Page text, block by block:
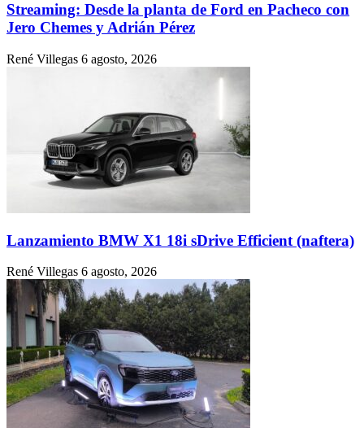
Streaming: Desde la planta de Ford en Pacheco con
Jero Chemes y Adrián Pérez
René Villegas 6 agosto, 2026
Lanzamiento BMW X1 18i sDrive Efficient (naftera)
René Villegas 6 agosto, 2026